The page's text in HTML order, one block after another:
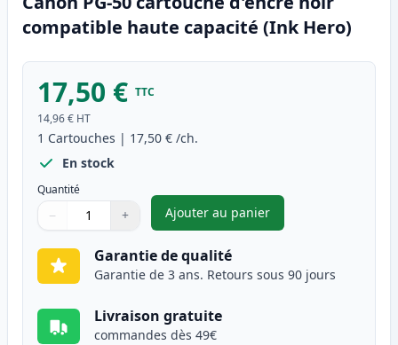
compatible haute capacité (Ink Hero)
17,50 € TTC
14,96 € HT
1 Cartouches | 17,50 € /ch.
En stock
Quantité
Quantité
Utilisez les boutons pour ajuster
− +
Quantité
Ajouter au panier
,Canon PG-50 cartouche
Garantie de qualité
Garantie de 3 ans. Retours sous 90 jours
Livraison gratuite
commandes dès 49€